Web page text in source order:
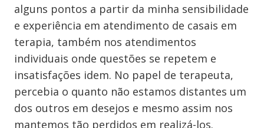
alguns pontos a partir da minha sensibilidade
e experiência em atendimento de casais em
terapia, também nos atendimentos
individuais onde questões se repetem e
insatisfações idem. No papel de terapeuta,
percebia o quanto não estamos distantes um
dos outros em desejos e mesmo assim nos
mantemos tão perdidos em realizá-los.